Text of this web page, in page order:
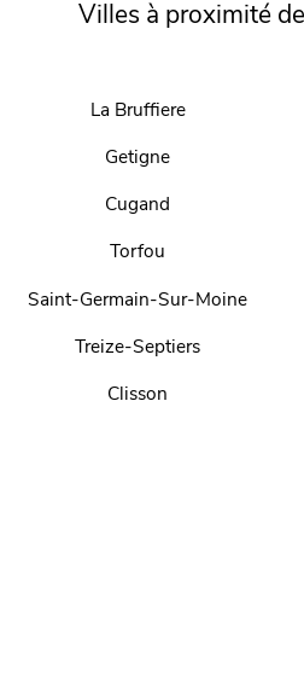
Villes à proximité
La Bruffiere
Getigne
Cugand
Torfou
Saint-Germain-Sur-Moine
Treize-Septiers
Clisson